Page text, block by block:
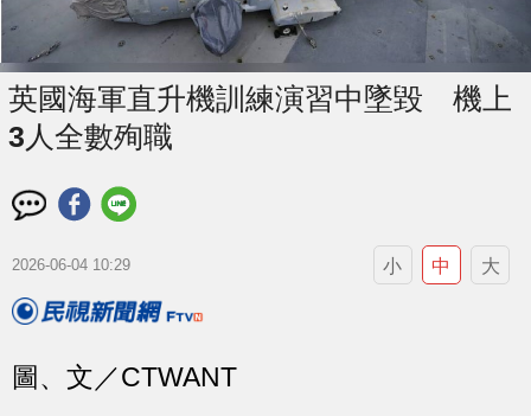
英國海軍直升機訓練演習中墜毀 機上
3人全數殉職
2026-06-04 10:29 小 中 大
圖、文／CTWANT